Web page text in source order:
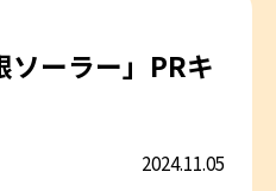
ソーラー」PRキ
2024.11.05